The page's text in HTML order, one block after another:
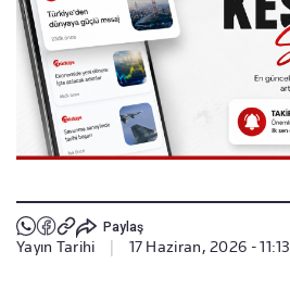
Paylaş
Yayın Tarihi 17 Haziran, 2026 - 11:13